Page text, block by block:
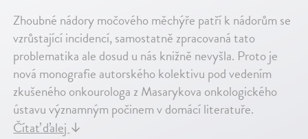
Zhoubné nádory močového měchýře patří k nádorům se
vzrůstající incidencí, samostatně zpracovaná tato
problematika ale dosud u nás knižně nevyšla. Proto je
nová monografie autorského kolektivu pod vedením
zkušeného onkourologa z Masarykova onkologického
ústavu významným počinem v domácí literatuře.
Čítať ďalej↓